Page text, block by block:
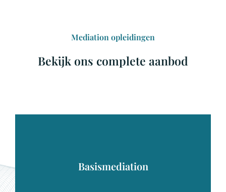
Mediation opleidingen
Bekijk ons complete aanbod
Basismediation
Meer weten?